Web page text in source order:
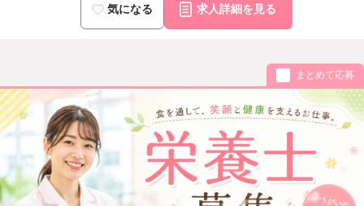
気になる 求人詳細を見る
まとめて応募